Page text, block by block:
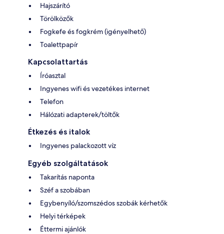
Hajszárító
Törölközők
Fogkefe és fogkrém (igényelhető)
Toalettpapír
Kapcsolattartás
Íróasztal
Ingyenes wifi és vezetékes internet
Telefon
Hálózati adapterek/töltők
Étkezés és italok
Ingyenes palackozott víz
Egyéb szolgáltatások
Takarítás naponta
Széf a szobában
Egybenyíló/szomszédos szobák kérhetők
Helyi térképek
Éttermi ajánlók